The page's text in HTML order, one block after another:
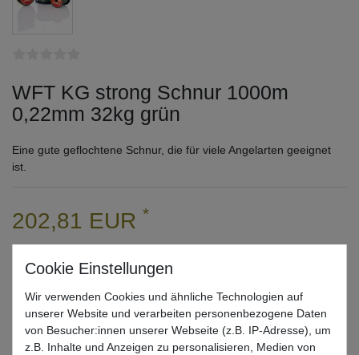
WFT KG strong Schnur 1000m
0,22mm 32kg grün
Eine gute geflochtene Schnur, die für viele Angelarten geeignet
ist.
202,81 EUR *
Grundpreis0,20 € / Meter
* inkl. ges. MwSt. zzgl.Versandkosten
Lieferzeit 1-3 Tage (Deutschland); 3-7 Tage (Ausland)
Informationen zur Berechnung des Liefertermins hier
Wir verwenden Cookies und ähnliche Technologien auf
unserer Website und verarbeiten personenbezogene Daten
von Besucher:innen unserer Webseite (z.B. IP-Adresse), um
z.B. Inhalte und Anzeigen zu personalisieren, Medien von